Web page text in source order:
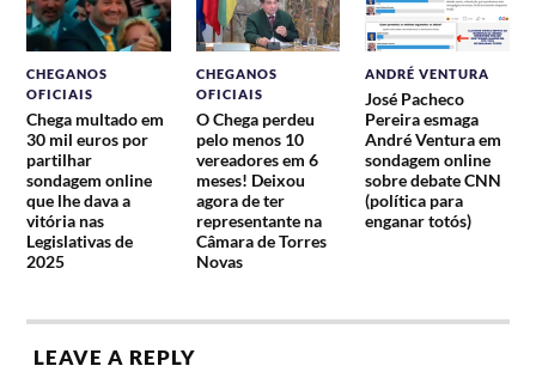
CHEGANOS
OFICIAIS
Chega multado em
30 mil euros por
partilhar
sondagem online
que lhe dava a
vitória nas
Legislativas de
2025
CHEGANOS
OFICIAIS
O Chega perdeu
pelo menos 10
vereadores em 6
meses! Deixou
agora de ter
representante na
Câmara de Torres
Novas
ANDRÉ VENTURA
José Pacheco
Pereira esmaga
André Ventura em
sondagem online
sobre debate CNN
(política para
enganar totós)
LEAVE A REPLY